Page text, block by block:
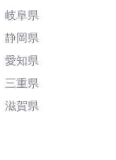
岐阜県
静岡県
愛知県
三重県
滋賀県